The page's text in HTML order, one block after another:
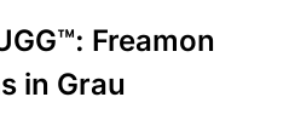
Freamon
in Grau